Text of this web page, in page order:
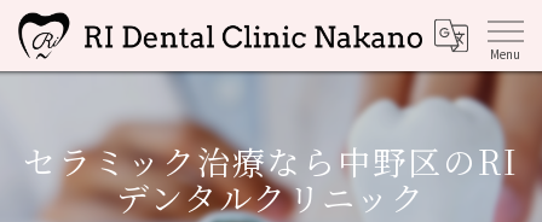
セラミック治療なら中野区のRI
デンタルクリニック